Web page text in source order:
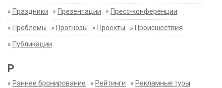
» Праздники » Презентации » Пресс-конференции
» Проблемы » Прогнозы » Проекты » Происшествия
» Публикации
Р
» Раннее бронирование » Рейтинги » Рекламные туры